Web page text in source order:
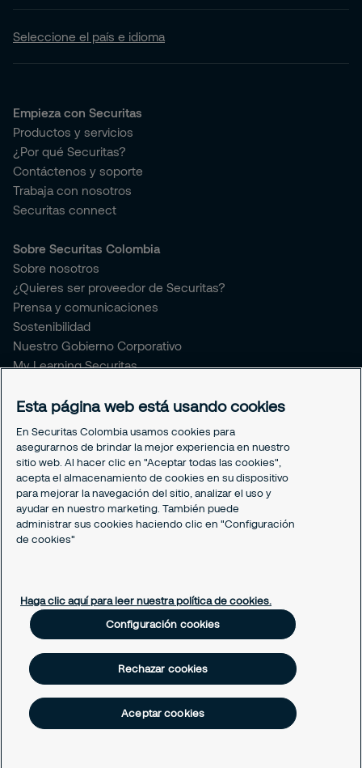
Seleccione el país e idioma
Empieza con Securitas
Productos y servicios
¿Por qué Securitas?
Contáctenos y soporte
Trabaja con nosotros
Securitas connect
Sobre Securitas Colombia
Sobre nosotros
¿Quieres ser proveedor de Securitas?
Prensa y comunicaciones
Sostenibilidad
Nuestro Gobierno Corporativo
My Learning Securitas
Soporte empleado
Un café con Securitas
Legal
Nuestras políticas
Política de Protección de datos
Política de Cookies
Todos los derechos reservados © Securitas Colombia 2026
Esta página web está usando cookies
En Securitas Colombia usamos cookies para
asegurarnos de brindar la mejor experiencia en nuestro
sitio web. Al hacer clic en "Aceptar todas las cookies",
acepta el almacenamiento de cookies en su dispositivo
para mejorar la navegación del sitio, analizar el uso y
ayudar en nuestro marketing. También puede
administrar sus cookies haciendo clic en "Configuración
de cookies"
Haga clic aquí para leer nuestra política de cookies.
Configuración cookies
Rechazar cookies
Aceptar cookies